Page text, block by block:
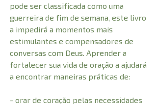
pode ser classificada como uma
guerreira de fim de semana, este livro
a impedirá a momentos mais
estimulantes e compensadores de
conversas com Deus. Aprender a
fortalecer sua vida de oração a ajudará
a encontrar maneiras práticas de:
- orar de coração pelas necessidades